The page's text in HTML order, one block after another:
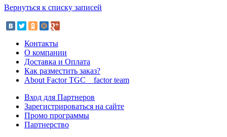
Вернуться к списку записей
Контакты
О компании
Доставка и Оплата
Как разместить заказ?
About Factor TGC _ factor team
Вход для Партнеров
Зарегистрироваться на сайте
Промо программы
Партнерство